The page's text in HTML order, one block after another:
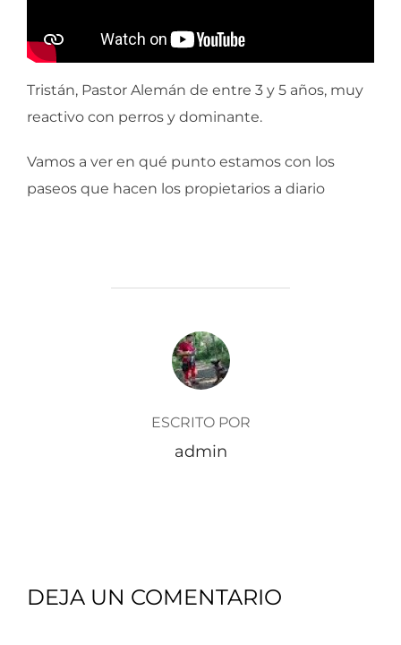
Tristán, Pastor Alemán de entre 3 y 5 años, muy
reactivo con perros y dominante.
Vamos a ver en qué punto estamos con los
paseos que hacen los propietarios a diario
AUTOR DE LA ENTRADA
ESCRITO POR
admin
DEJA UN COMENTARIO